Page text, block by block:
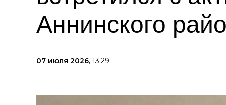
Аннинского
07 июля 2026, 13:29